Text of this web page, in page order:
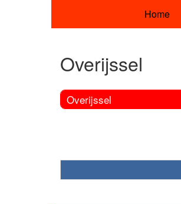
Home
Overijssel
Overijssel